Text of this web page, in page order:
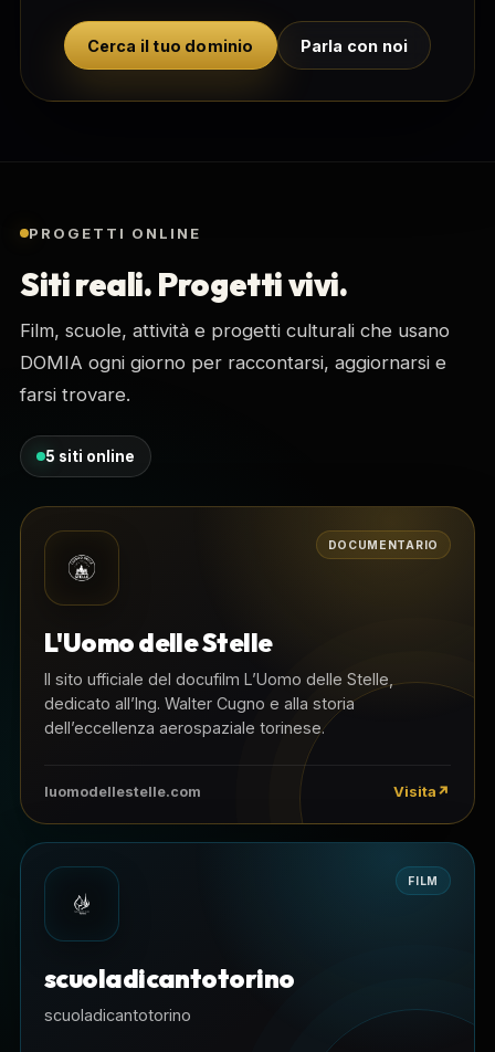
Cerca il tuo dominio Parla con noi
PROGETTI ONLINE
Siti reali. Progetti vivi.
Film, scuole, attività e progetti culturali che usano
DOMIA ogni giorno per raccontarsi, aggiornarsi e
farsi trovare.
5 siti online
DOCUMENTARIO
L'Uomo delle Stelle
Il sito ufficiale del docufilm L’Uomo delle Stelle,
dedicato all’Ing. Walter Cugno e alla storia
dell’eccellenza aerospaziale torinese.
luomodellestelle.com Visita
FILM
scuoladicantotorino
scuoladicantotorino